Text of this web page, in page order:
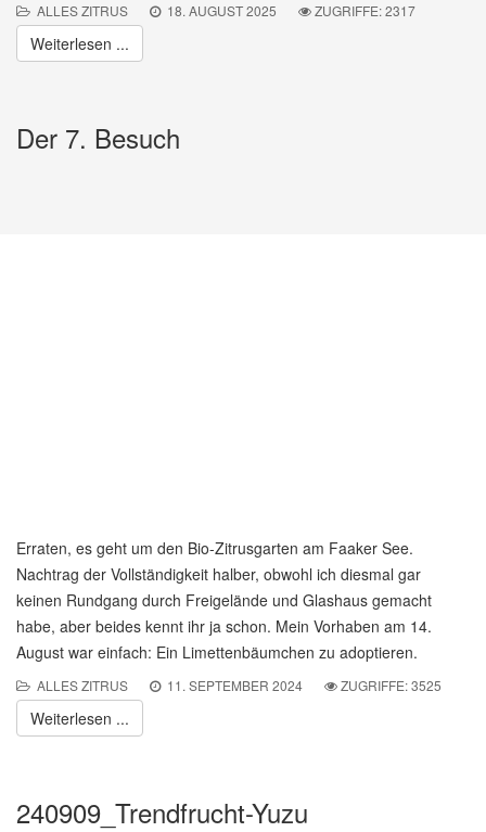
ALLES ZITRUS 18. AUGUST 2025 ZUGRIFFE: 2317
Weiterlesen ...
Der 7. Besuch
Erraten, es geht um den Bio-Zitrusgarten am Faaker See.
Nachtrag der Vollständigkeit halber, obwohl ich diesmal gar
keinen Rundgang durch Freigelände und Glashaus gemacht
habe, aber beides kennt ihr ja schon. Mein Vorhaben am 14.
August war einfach: Ein Limettenbäumchen zu adoptieren.
ALLES ZITRUS 11. SEPTEMBER 2024 ZUGRIFFE: 3525
Weiterlesen ...
240909_Trendfrucht-Yuzu